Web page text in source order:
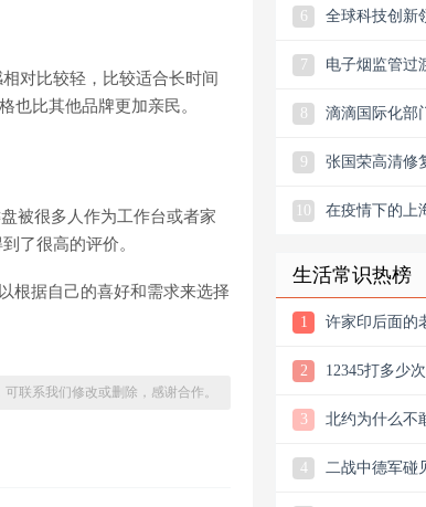
对比较轻，比较适合长时间
也比其他品牌更加亲民。
被很多人作为工作台或者家
了很高的评价。
根据自己的喜好和需求来选择
联系我们修改或删除，感谢合作。
6
全球科技创新
7
电子烟监管过
8
滴滴国际化部
9
张国荣高清修
10
在疫情下的上
生活常识热榜
1
许家印后面的
2
12345打多少
3
北约为什么不
4
二战中德军碰